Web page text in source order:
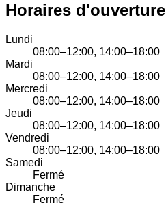
Horaires d'ouverture
Lundi
08:00–12:00, 14:00–18:00
Mardi
08:00–12:00, 14:00–18:00
Mercredi
08:00–12:00, 14:00–18:00
Jeudi
08:00–12:00, 14:00–18:00
Vendredi
08:00–12:00, 14:00–18:00
Samedi
Fermé
Dimanche
Fermé